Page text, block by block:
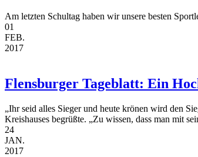
Am letzten Schultag haben wir unsere besten
01
FEB.
2017
Flensburger Tageblatt: Ein
„Ihr seid alles Sieger und heute krönen wird den
Kreishauses begrüßte. „Zu wissen, dass man mit
24
JAN.
2017